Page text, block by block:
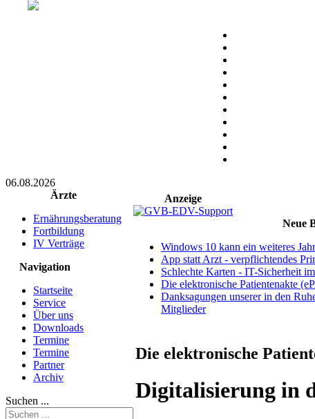
06.08.2026
Ärzte
Ernährungsberatung
Fortbildung
IV Verträge
Navigation
Startseite
Service
Über uns
Downloads
Termine
Termine
Partner
Archiv
Suchen ...
Anzeige
Neue
Windows 10 kann ein weiteres
App statt Arzt - verpflichtendes
Schlechte Karten - IT-Sicherheit
Die elektronische Patientenakte
Danksagungen unserer in den
Mitglieder
Die elektronische
Digitalisierung in